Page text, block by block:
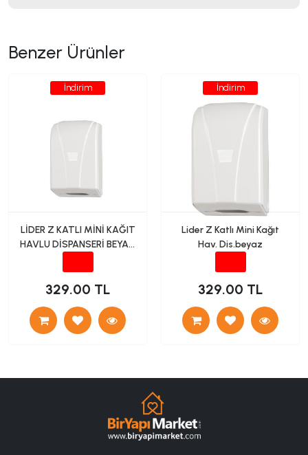
Benzer Ürünler
İndirim
LİDER Z KATLI MİNİ KAĞIT
HAVLU DİSPANSERİ BEYAZ
329.00 TL
İndirim
Lider Z Katlı Mini Kağıt
Hav. Dis.beyaz
329.00 TL